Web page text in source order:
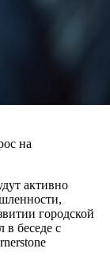
на
активно
городской
в беседе с